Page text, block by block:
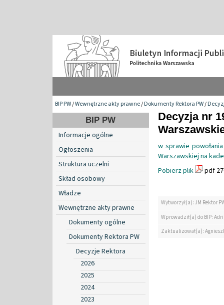
BIP PW/Wewnętrzne akty prawne/Dokumenty Rektora PW/
BIP PW
Informacje ogólne
Ogłoszenia
Struktura uczelni
Skład osobowy
Władze
Wewnętrzne akty prawne
Dokumenty ogólne
Dokumenty Rektora PW
Decyzje Rektora
2026
2025
2024
2023
Decyzja nr
w sprawie
Warszawskiej na
Pobierz plik
pdf
Wytworzył(a): JM Rektor
Wprowadził(a) do BIP:
Zaktualizował(a):